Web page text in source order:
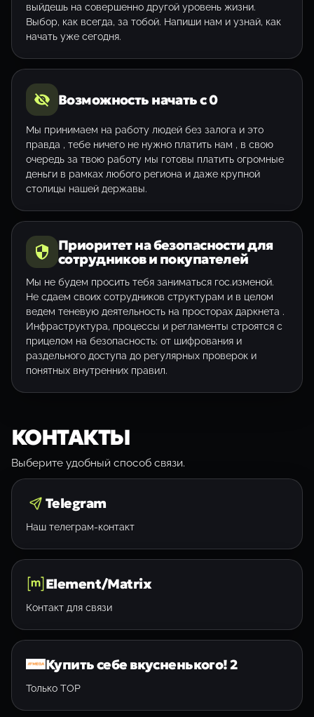
выйдешь на совершенно другой уровень жизни.
Выбор, как всегда, за тобой. Напиши нам и узнай, как
начать уже сегодня.
Возможность начать с 0
Мы принимаем на работу людей без залога и это
правда , тебе ничего не нужно платить нам , в свою
очередь за твою работу мы готовы платить огромные
деньги в рамках любого региона и даже крупной
столицы нашей державы.
Приоритет на безопасности для
сотрудников и покупателей
Мы не будем просить тебя заниматься гос.изменой.
Не сдаем своих сотрудников структурам и в целом
ведем теневую деятельность на просторах даркнета .
Инфраструктура, процессы и регламенты строятся с
прицелом на безопасность: от шифрования и
раздельного доступа до регулярных проверок и
понятных внутренних правил.
КОНТАКТЫ
Выберите удобный способ связи.
Telegram
Наш телеграм-контакт
Element/Matrix
Контакт для связи
Купить себе вкусненького! 2
Только ТОР